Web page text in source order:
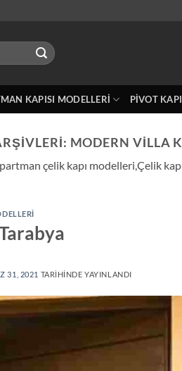
KAPISI MODELLERI PIVOT
MODERN VILLA
çelik kapı modelleri,Çelik
31, 2021 TARIHINDE YAYINLANDI